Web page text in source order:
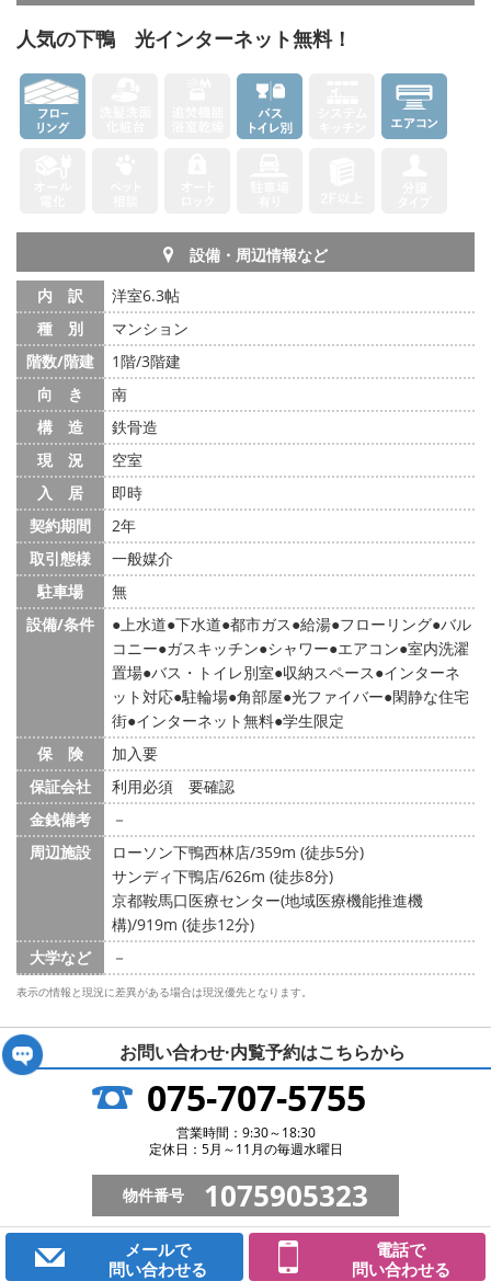
人気の下鴨 光インターネット無料！
設備・周辺情報など
内 訳
洋室6.3帖
種 別
マンション
階数/階建
1階/3階建
向 き
南
構 造
鉄骨造
現 況
空室
入 居
即時
契約期間
2年
取引態様
一般媒介
駐車場
無
設備/条件
上水道 下水道 都市ガス 給湯 フローリング バル
コニー ガスキッチン シャワー エアコン 室内洗濯
置場 バス・トイレ別室 収納スペース インターネ
ット対応 駐輪場 角部屋 光ファイバー 閑静な住宅
街 インターネット無料 学生限定
保 険
加入要
保証会社
利用必須 要確認
金銭備考
－
周辺施設
ローソン下鴨西林店/359m (徒歩5分)
サンディ下鴨店/626m (徒歩8分)
京都鞍馬口医療センター(地域医療機能推進機
構)/919m (徒歩12分)
大学など
－
表示の情報と現況に差異がある場合は現況優先となります。
お問い合わせ·内覧予約はこちらから
075-707-5755
営業時間：9:30～18:30
定休日：5月～11月の毎週水曜日
物件番号 1075905323
メールで
問い合わせる
電話で
問い合わせる